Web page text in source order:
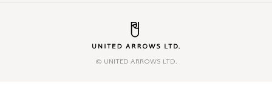
© UNITED ARROWS LTD.